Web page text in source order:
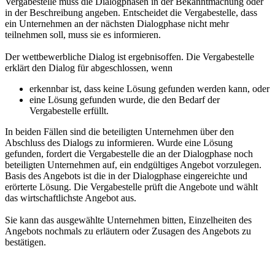
in der Beschreibung angeben. Entscheidet die Vergabestelle, dass
ein Unternehmen an der nächsten Dialogphase nicht mehr
teilnehmen soll, muss sie es informieren.
Der wettbewerbliche Dialog ist ergebnisoffen. Die Vergabestelle
erklärt den Dialog für abgeschlossen, wenn
erkennbar ist, dass keine Lösung gefunden werden kann, oder
eine Lösung gefunden wurde, die den Bedarf der
Vergabestelle erfüllt.
In beiden Fällen sind die beteiligten Unternehmen über den
Abschluss des Dialogs zu informieren. Wurde eine Lösung
gefunden, fordert die Vergabestelle die an der Dialogphase noch
beteiligten Unternehmen auf, ein endgültiges Angebot vorzulegen.
Basis des Angebots ist die in der Dialogphase eingereichte und
erörterte Lösung. Die Vergabestelle prüft die Angebote und wählt
das wirtschaftlichste Angebot aus.
Sie kann das ausgewählte Unternehmen bitten, Einzelheiten des
Angebots nochmals zu erläutern oder Zusagen des Angebots zu
bestätigen.